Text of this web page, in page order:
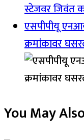
स्टेजवर जिवंत
एसपीपीयू
क्रमांकावर
You May